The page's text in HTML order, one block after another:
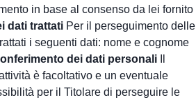
in base al consenso da lei fornito
dati trattati Per il perseguimento delle
i seguenti dati: nome e cognome
dei dati personali
è facoltativo e un eventuale
per il Titolare di perseguire le